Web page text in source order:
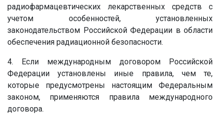
радиофармацевтических лекарственных средств с
учетом особенностей, установленных
законодательством Российской Федерации в области
обеспечения радиационной безопасности.
4. Если международным договором Российской
Федерации установлены иные правила, чем те,
которые предусмотрены настоящим Федеральным
законом, применяются правила международного
договора.